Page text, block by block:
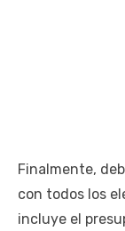
Finalmente,
con todos los
incluye el